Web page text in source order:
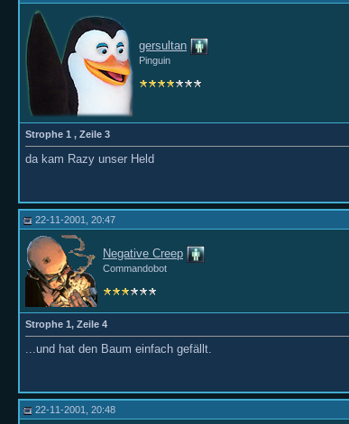
gersultan
Pinguin
Strophe 1 , Zeile 3
da kam Razy unser Held
22-11-2001, 20:47
Negative Creep
Commandobot
Strophe 1, Zeile 4
...und hat den Baum einfach gefällt.
22-11-2001, 20:48